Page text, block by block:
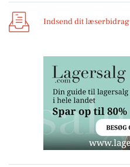
Indsend dit læserbidrag